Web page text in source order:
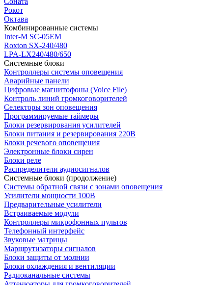
Рокот
Октава
Комбинированные системы
Inter-M SC-05EM
Roxton SX-240/480
LPA-LX240/480/650
Системные блоки
Контроллеры системы оповещения
Аварийные панели
Цифровые магнитофоны (Voice File)
Контроль линий громкоговорителей
Селекторы зон оповещения
Программируемые таймеры
Блоки резервирования усилителей
Блоки питания и резервирования 220В
Блоки речевого оповещения
Электронные блоки сирен
Блоки реле
Распределители аудиосигналов
Системные блоки (продолжение)
Системы обратной связи с зонами оповещения
Усилители мощности 100В
Предварительные усилители
Встраиваемые модули
Контроллеры микрофонных пультов
Телефонный интерфейс
Звуковые матрицы
Маршрутизаторы сигналов
Блоки защиты от молнии
Блоки охлаждения и вентиляции
Радиоканальные системы